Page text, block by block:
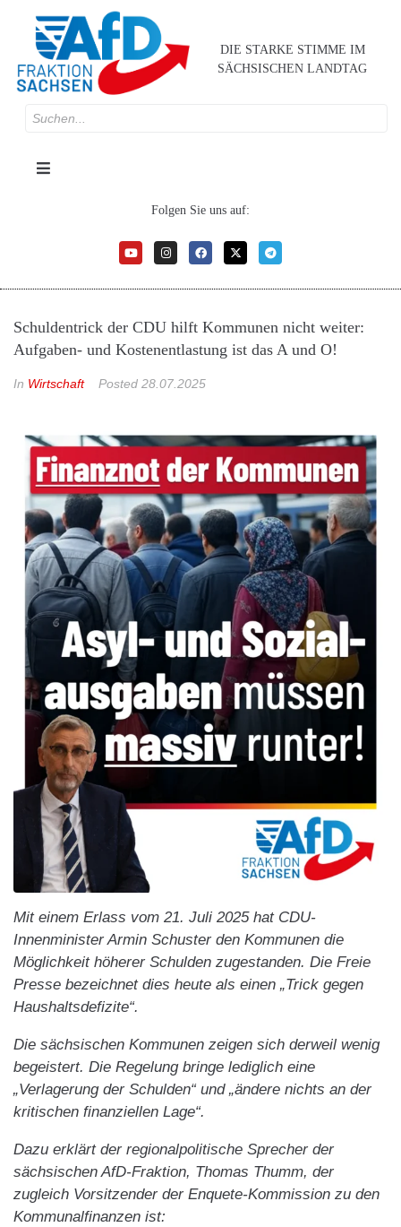
DIE STARKE STIMME IM
SÄCHSISCHEN LANDTAG
Folgen Sie uns auf:
Schuldentrick der CDU hilft Kommunen nicht weiter:
Aufgaben- und Kostenentlastung ist das A und O!
In Wirtschaft Posted 28.07.2025
Mit einem Erlass vom 21. Juli 2025 hat CDU-
Innenminister Armin Schuster den Kommunen die
Möglichkeit höherer Schulden zugestanden. Die Freie
Presse bezeichnet dies heute als einen „Trick gegen
Haushaltsdefizite“.
Die sächsischen Kommunen zeigen sich derweil wenig
begeistert. Die Regelung bringe lediglich eine
„Verlagerung der Schulden“ und „ändere nichts an der
kritischen finanziellen Lage“.
Dazu erklärt der regionalpolitische Sprecher der
sächsischen AfD-Fraktion, Thomas Thumm, der
zugleich Vorsitzender der Enquete-Kommission zu den
Kommunalfinanzen ist: